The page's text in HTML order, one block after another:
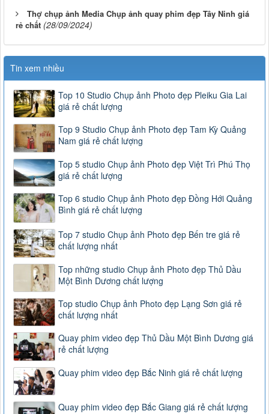
Thợ chụp ảnh Media Chụp ảnh quay phim đẹp Tây Ninh giá
rẻ chất (28/09/2024)
Tin xem nhiều
Top 10 Studio Chụp ảnh Photo đẹp Pleiku Gia Lai
giá rẻ chất lượng
Top 9 Studio Chụp ảnh Photo đẹp Tam Kỳ Quảng
Nam giá rẻ chất lượng
Top 5 studio Chụp ảnh Photo đẹp Việt Trì Phú Thọ
giá rẻ chất lượng
Top 6 studio Chụp ảnh Photo đẹp Đồng Hới Quảng
Bình giá rẻ chất lượng
Top 7 studio Chụp ảnh Photo đẹp Bến tre giá rẻ
chất lượng nhất
Top những studio Chụp ảnh Photo đẹp Thủ Dầu
Một Bình Dương chất lượng
Top studio Chụp ảnh Photo đẹp Lạng Sơn giá rẻ
chất lượng nhất
Quay phim video đẹp Thủ Dầu Một Bình Dương giá
rẻ chất lượng
Quay phim video đẹp Bắc Ninh giá rẻ chất lượng
Quay phim video đẹp Bắc Giang giá rẻ chất lượng